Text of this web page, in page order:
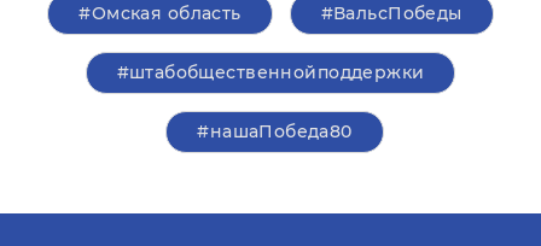
#Омская область #ВальсПобеды
#штабобщественнойподдержки
#нашаПобеда80